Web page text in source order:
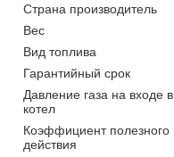
Страна производитель
Вес
Вид топлива
Гарантийный срок
Давление газа на входе в
котел
Коэффициент полезного
действия